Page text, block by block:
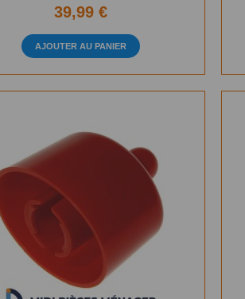
39,99 €
AJOUTER AU PANIER